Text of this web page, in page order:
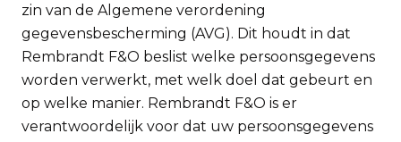
zin van de Algemene verordening
gegevensbescherming (AVG). Dit houdt in dat
Rembrandt F&O beslist welke persoonsgegevens
worden verwerkt, met welk doel dat gebeurt en
op welke manier. Rembrandt F&O is er
verantwoordelijk voor dat uw persoonsgegevens